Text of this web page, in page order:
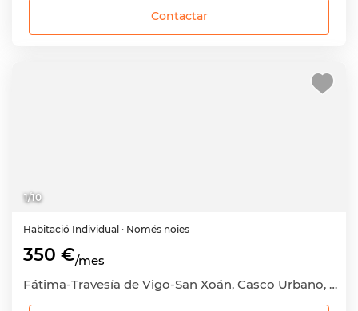
Contactar
1/10
Habitació Individual · Només noies
350 €/mes
Fátima-Travesía de Vigo-San Xoán, Casco Urbano, Vigo, Pontevedra